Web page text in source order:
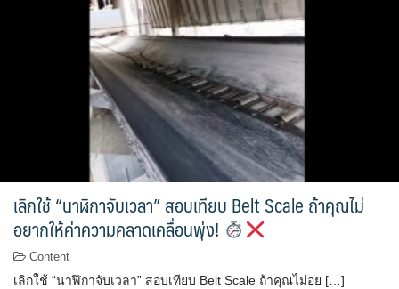
เลิกใช้ “นาฬิกาจับเวลา” สอบเทียบ Belt Scale ถ้าคุณไม่
อยากให้ค่าความคลาดเคลื่อนพุ่ง!
Content
เลิกใช้ “นาฬิกาจับเวลา” สอบเทียบ Belt Scale ถ้าคุณไม่อย […]